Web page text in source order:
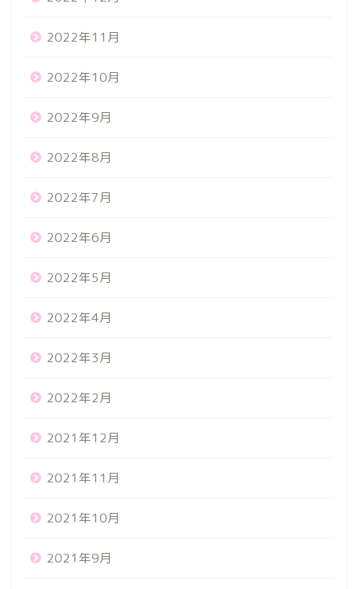
2022年11月
2022年10月
2022年9月
2022年8月
2022年7月
2022年6月
2022年5月
2022年4月
2022年3月
2022年2月
2021年12月
2021年11月
2021年10月
2021年9月